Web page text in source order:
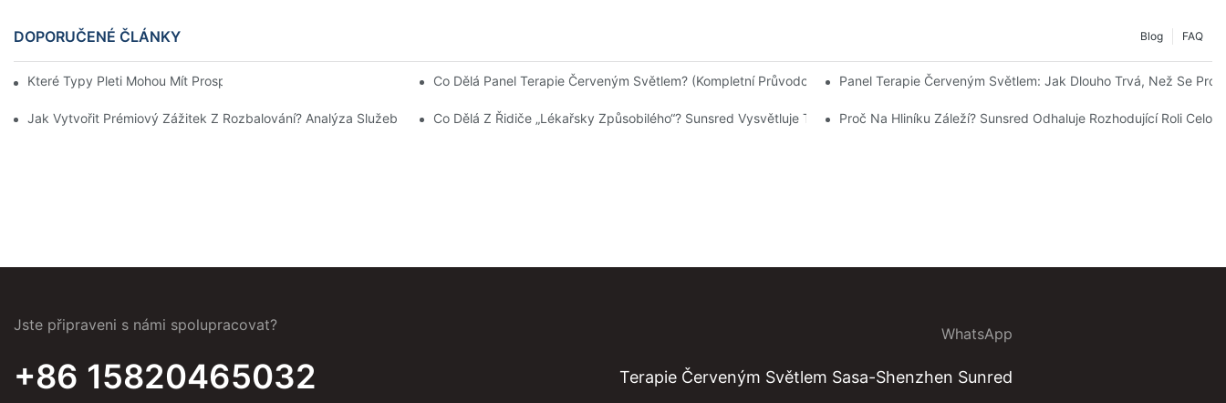
DOPORUČENÉ ČLÁNKY FAQ
Blog
Které Typy Pleti Mohou Mít Prospěch Z Terapie Červeným Světlem? Co Dělá Panel Terapie Červeným Světlem? (Kompletní Průvodce) Panel Terapie Červeným Světlem: Jak Dlouho Trvá, Než Se
Jak Vytvořit Prémiový Zážitek Z Rozbalování? Analýza Služeb Zakázkového Balení Od Společnosti Sunsred.Co Dělá Z Řidiče „lékařsky Způsobilého“? Sunsred Vysvětluje Technologii, Která Stojí Za Výkonnými Ovladači A Potlačením Blikání.
Proč Na Hliníku Záleží? Sunsred Odhaluje Rozhodující Roli
Jste připraveni s námi spolupracovat?
+86 15820465032
WhatsApp
Terapie Červeným Světlem Sasa-Shenzhen Sunred